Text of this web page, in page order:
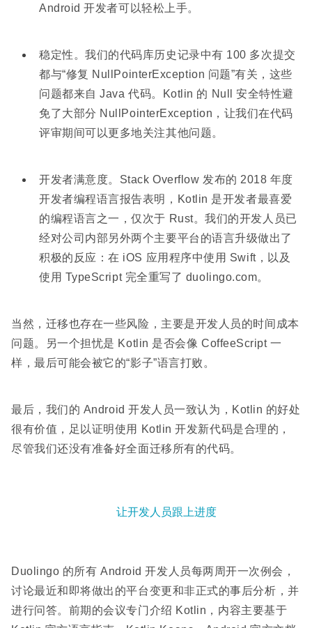
Android 开发者可以轻松上手。
稳定性。我们的代码库历史记录中有 100 多次提交
都与“修复 NullPointerException 问题”有关，这些
问题都来自 Java 代码。Kotlin 的 Null 安全特性避
免了大部分 NullPointerException，让我们在代码
评审期间可以更多地关注其他问题。
开发者满意度。Stack Overflow 发布的 2018 年度
开发者编程语言报告表明，Kotlin 是开发者最喜爱
的编程语言之一，仅次于 Rust。我们的开发人员已
经对公司内部另外两个主要平台的语言升级做出了
积极的反应：在 iOS 应用程序中使用 Swift，以及
使用 TypeScript 完全重写了 duolingo.com。
当然，迁移也存在一些风险，主要是开发人员的时间成本
问题。另一个担忧是 Kotlin 是否会像 CoffeeScript 一
样，最后可能会被它的“影子”语言打败。
最后，我们的 Android 开发人员一致认为，Kotlin 的好处
很有价值，足以证明使用 Kotlin 开发新代码是合理的，
尽管我们还没有准备好全面迁移所有的代码。
让开发人员跟上进度
Duolingo 的所有 Android 开发人员每两周开一次例会，
讨论最近和即将做出的平台变更和非正式的事后分析，并
进行问答。前期的会议专门介绍 Kotlin，内容主要基于